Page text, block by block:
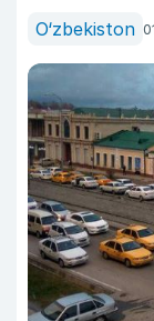
O‘zbekiston